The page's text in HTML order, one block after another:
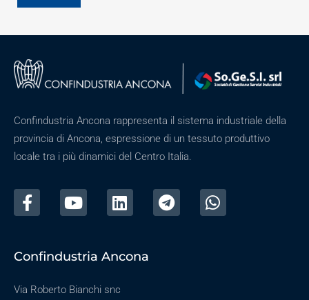
Confindustria Ancona rappresenta il sistema industriale della
provincia di Ancona, espressione di un tessuto produttivo
locale tra i più dinamici del Centro Italia.
Confindustria Ancona
Via Roberto Bianchi snc